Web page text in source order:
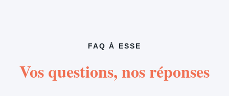
FAQ À ESSE
Vos questions, nos réponses